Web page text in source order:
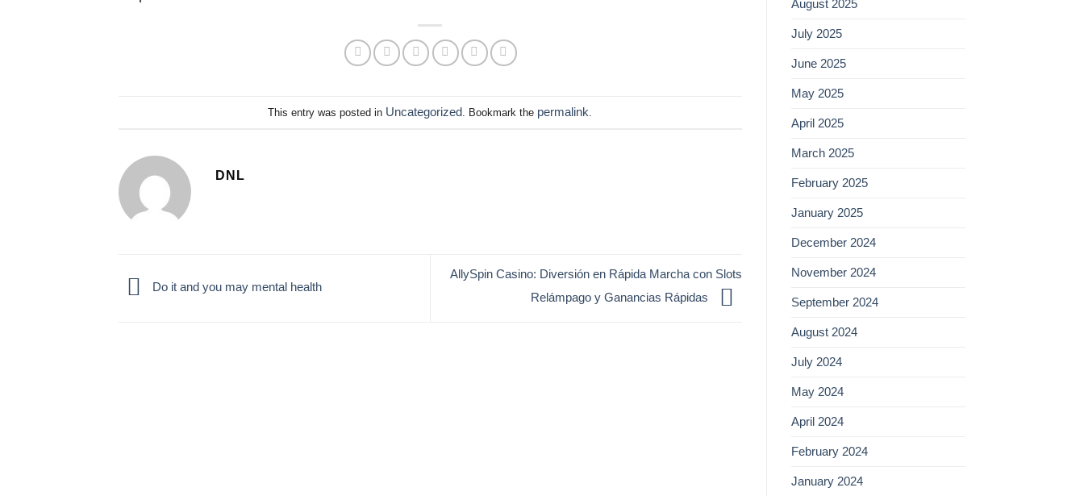
This entry was posted in Uncategorized . Bookmark the permalink
DNL
Do it and you may mental health
AllySpin Casino: Diversión en Rápida Marcha con Slots
Relámpago y Ganancias Rápidas
August 2025
July 2025
June 2025
May 2025
April 2025
March 2025
February 2025
January 2025
December 2024
November 2024
September 2024
August 2024
July 2024
May 2024
April 2024
February 2024
January 2024